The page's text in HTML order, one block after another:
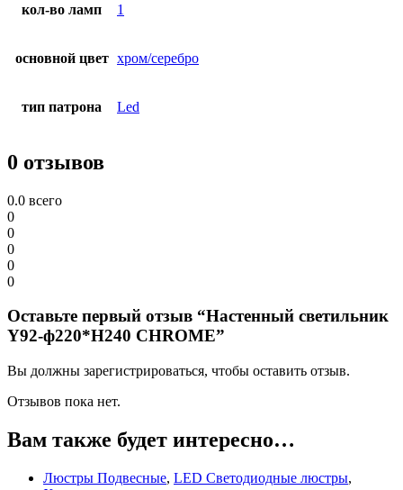
кол-во ламп 1
основной цвет хром/серебро
тип патрона Led
0 отзывов
0.0 всего
0
0
0
0
0
Оставьте первый отзыв “Настенный светильник
Y92-ф220*H240 CHROME”
Вы должны зарегистрироваться, чтобы оставить отзыв.
Отзывов пока нет.
Вам также будет интересно…
Люстры Подвесные, LED Светодиодные люстры,